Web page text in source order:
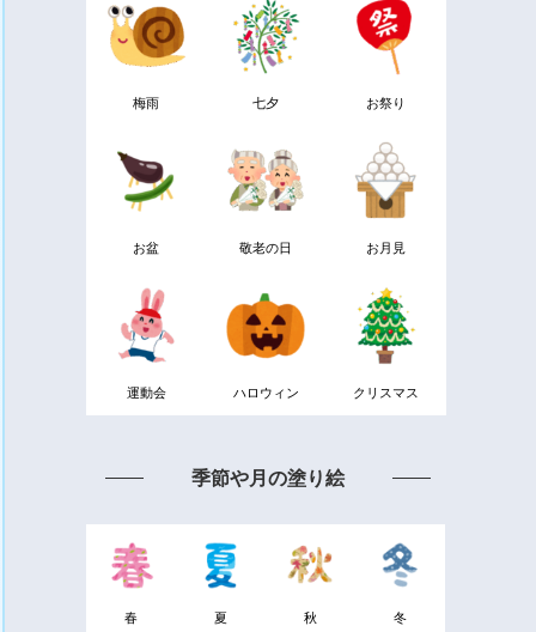
梅雨 七夕 お祭り
お盆 敬老の日 お月見
運動会 ハロウィン クリスマス
季節や月の塗り絵
春 夏 秋 冬